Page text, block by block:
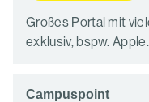
Großes Portal mit
exklusiv, bspw.
Campuspoint